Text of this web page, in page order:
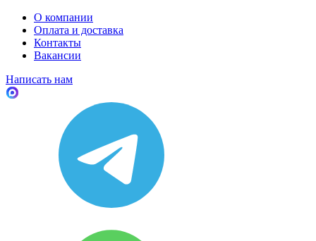
О компании
Оплата и доставка
Контакты
Вакансии
Написать нам